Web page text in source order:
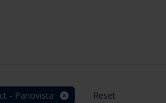
- Panovista Reset